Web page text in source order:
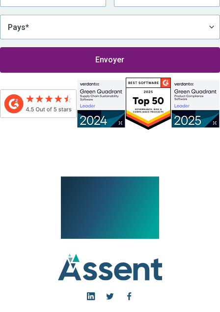
En envoyant ce formulaire, j’accepte d’être contacté(e) par Assent, ce qui implique
la réception de son newsletter et d’autres messages promotionnels par e-mail,
conformément à laPolitique de confidentialité d’Assent.